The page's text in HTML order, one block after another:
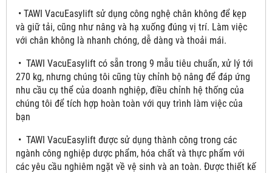
• TAWI VacuEasylift sử dụng công nghệ chân không để kẹp
và giữ tải, cũng như nâng và hạ xuống đúng vị trí. Làm việc
với chân không là nhanh chóng, dễ dàng và thoải mái.
• TAWI VacuEasylift có sẵn trong 9 mẫu tiêu chuẩn, xử lý tới
270 kg, nhưng chúng tôi cũng tùy chỉnh bộ nâng để đáp ứng
nhu cầu cụ thể của doanh nghiệp, điều chỉnh hệ thống của
chúng tôi để tích hợp hoàn toàn với quy trình làm việc của
bạn
• TAWI VacuEasylift được sử dụng thành công trong các
ngành công nghiệp dược phẩm, hóa chất và thực phẩm với
các yêu cầu nghiêm ngặt về vệ sinh và an toàn. Được thiết kế